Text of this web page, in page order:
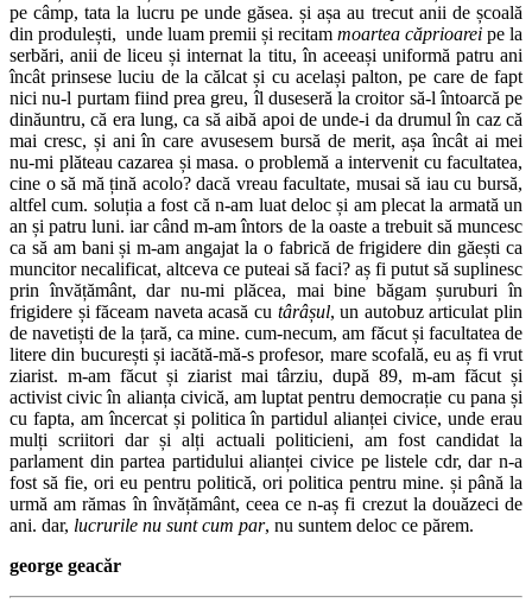
pe câmp, tata la lucru pe unde găsea. și așa au trecut anii de școală
din produlești, unde luam premii și recitam moartea căprioarei pe la
serbări, anii de liceu și internat la titu, în aceeași uniformă patru ani
încât prinsese luciu de la călcat și cu același palton, pe care de fapt
nici nu-l purtam fiind prea greu, îl duseseră la croitor să-l întoarcă pe
dinăuntru, că era lung, ca să aibă apoi de unde-i da drumul în caz că
mai cresc, și ani în care avusesem bursă de merit, așa încât ai mei
nu-mi plăteau cazarea și masa. o problemă a intervenit cu facultatea,
cine o să mă țină acolo? dacă vreau facultate, musai să iau cu bursă,
altfel cum. soluția a fost că n-am luat deloc și am plecat la armată un
an și patru luni. iar când m-am întors de la oaste a trebuit să muncesc
ca să am bani și m-am angajat la o fabrică de frigidere din găești ca
muncitor necalificat, altceva ce puteai să faci? aș fi putut să suplinesc
prin învățământ, dar nu-mi plăcea, mai bine băgam șuruburi în
frigidere și făceam naveta acasă cu târâșul, un autobuz articulat plin
de navetiști de la țară, ca mine. cum-necum, am făcut și facultatea de
litere din bucurești și iacătă-mă-s profesor, mare scofală, eu aș fi vrut
ziarist. m-am făcut și ziarist mai târziu, după 89, m-am făcut și
activist civic în alianța civică, am luptat pentru democrație cu pana și
cu fapta, am încercat și politica în partidul alianței civice, unde erau
mulți scriitori dar și alți actuali politicieni, am fost candidat la
parlament din partea partidului alianței civice pe listele cdr, dar n-a
fost să fie, ori eu pentru politică, ori politica pentru mine. și până la
urmă am rămas în învățământ, ceea ce n-aș fi crezut la douăzeci de
ani. dar, lucrurile nu sunt cum par, nu suntem deloc ce părem.
george geacăr